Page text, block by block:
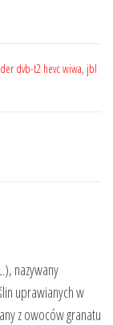
dvb-t2 hevc wiwa, jbl
nazywany
uprawianych w
z owoców granatu